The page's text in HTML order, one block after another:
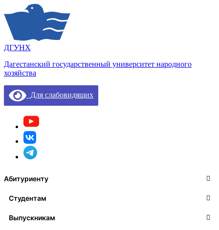
ДГУНХ
Дагестанский государственный университет народного
хозяйства
Для слабовидящих
Абитуриенту
Студентам
Выпускникам